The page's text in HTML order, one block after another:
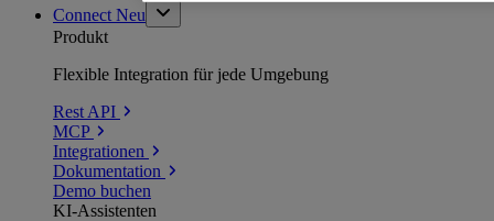
Connect Neu
Produkt
Flexible Integration für jede Umgebung
Rest API
MCP
Integrationen
Dokumentation
Demo buchen
KI-Assistenten